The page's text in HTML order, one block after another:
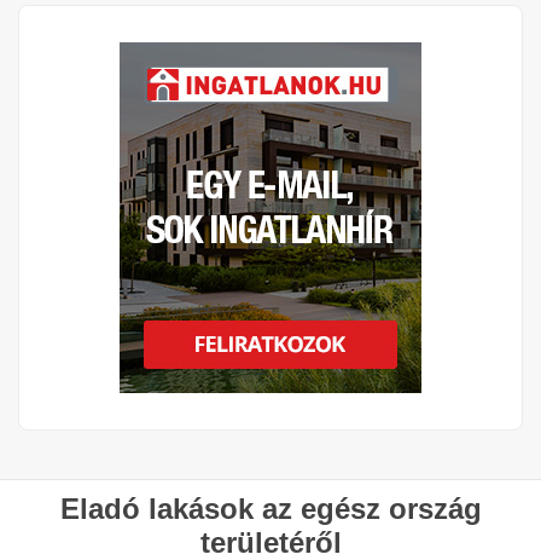
Eladó lakások az egész ország
területéről